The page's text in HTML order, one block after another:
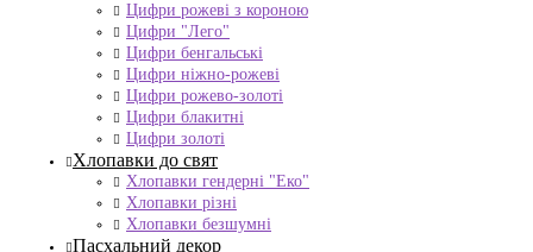
Цифри рожеві з короною
Цифри "Лего"
Цифри бенгальські
Цифри ніжно-рожеві
Цифри рожево-золоті
Цифри блакитні
Цифри золоті
Хлопавки до свят
Хлопавки гендерні "Еко"
Хлопавки різні
Хлопавки безшумні
Пасхальний декор